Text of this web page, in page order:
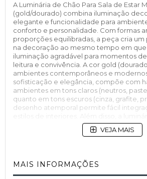
A Luminária de Chão Para Sala de Estar
(gold/dourado) combina iluminação
elegante e funcionalidade para
conforto e personalidade. Com formas
proporções equilibradas, a peça cria
na decoração ao mesmo tempo em
iluminação agradável para momentos
leitura e convivência. A cor gold
ambientes contemporâneos e
sofisticação e elegância, compõe com
ambientes em tons claros (neutros,
quanto em tons escuros (cinza, grafite,
desenho atemporal permite fácil
cantos de leitura, salas de estar e
mais acolhedores e sofisticados.
Mid-Century, movimento que se tornou
VEJA MAIS
MAIS INFORMAÇÕES